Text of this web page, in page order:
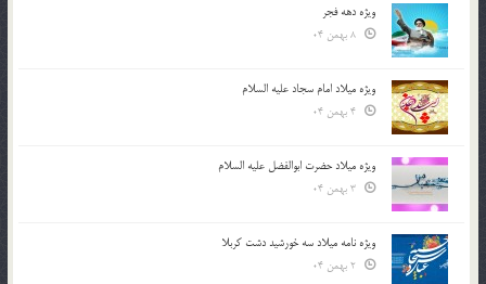
ویژه دهه فجر
ویژه میلاد امام سجاد علیه السلام
ویژه میلاد حضرت ابوالفضل علیه السلام
ویژه نامه میلاد سه خورشید دشت کربلا